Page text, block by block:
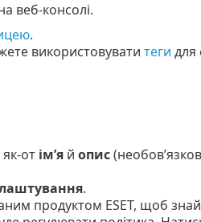
веб-консолі.
.
використовувати теги для
от ім’яй опис
.
продуктом ESET, щоб